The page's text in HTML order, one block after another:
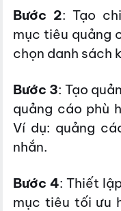
Bước 2: Tạo
mục tiêu quảng
chọn danh sách
Bước 3: Tạo
quảng cáo phù
Ví dụ: quảng
nhắn.
Bước 4: Thiết
mục tiêu tối ưu